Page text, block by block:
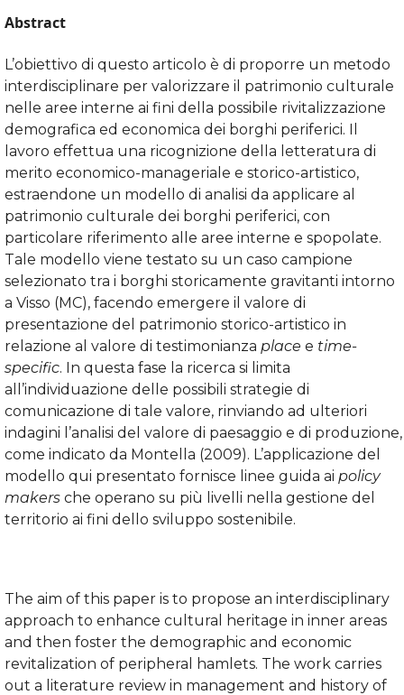
Abstract
L’obiettivo di questo articolo è di proporre un metodo
interdisciplinare per valorizzare il patrimonio culturale
nelle aree interne ai fini della possibile rivitalizzazione
demografica ed economica dei borghi periferici. Il
lavoro effettua una ricognizione della letteratura di
merito economico-manageriale e storico-artistico,
estraendone un modello di analisi da applicare al
patrimonio culturale dei borghi periferici, con
particolare riferimento alle aree interne e spopolate.
Tale modello viene testato su un caso campione
selezionato tra i borghi storicamente gravitanti intorno
a Visso (MC), facendo emergere il valore di
presentazione del patrimonio storico-artistico in
relazione al valore di testimonianza place e time-
specific. In questa fase la ricerca si limita
all’individuazione delle possibili strategie di
comunicazione di tale valore, rinviando ad ulteriori
indagini l’analisi del valore di paesaggio e di produzione,
come indicato da Montella (2009). L’applicazione del
modello qui presentato fornisce linee guida ai policy
makers che operano su più livelli nella gestione del
territorio ai fini dello sviluppo sostenibile.
The aim of this paper is to propose an interdisciplinary
approach to enhance cultural heritage in inner areas
and then foster the demographic and economic
revitalization of peripheral hamlets. The work carries
out a literature review in management and history of